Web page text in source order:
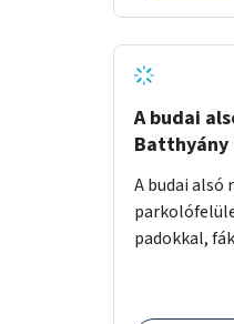
egész
A budai
Batthyány
A budai
padokkal,